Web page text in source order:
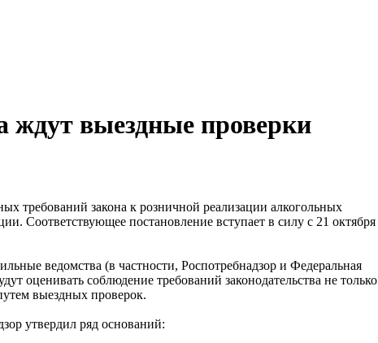
ждут выездные проверки
требований закона к розничной реализации алкогольных
Соответствующее постановление вступает в силу с 21 октября
ведомства (в частности, Роспотребнадзор и Федеральная
оценивать соблюдение требований законодательства не только
выездных проверок.
утвердил ряд оснований: